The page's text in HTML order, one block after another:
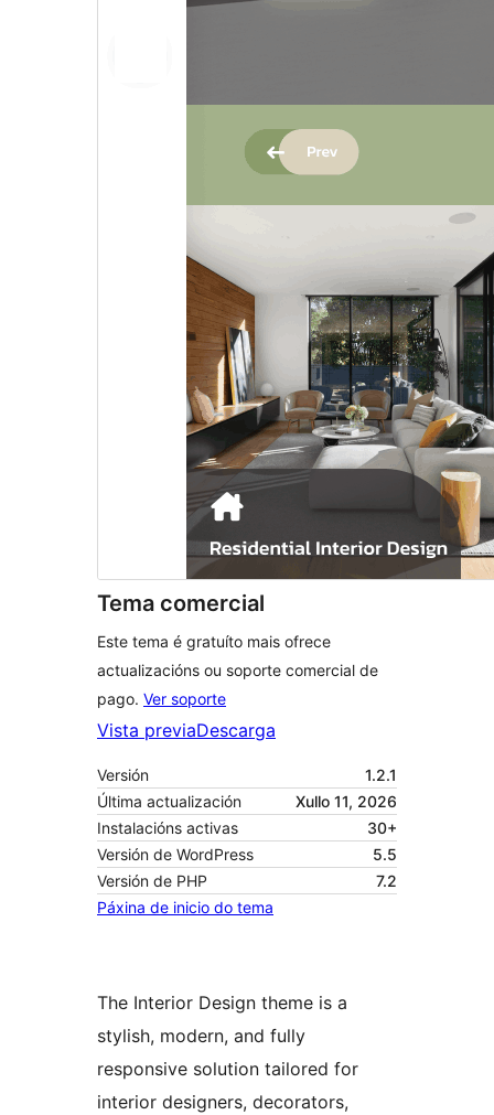
Tema comercial
Este tema é gratuíto mais ofrece
actualizacións ou soporte comercial de
pago. Ver soporte
Vista previaDescarga
Versión
1.2.1
Última actualización
Xullo 11, 2026
Instalacións activas
30+
Versión de WordPress
5.5
Versión de PHP
7.2
Páxina de inicio do tema
The Interior Design theme is a
stylish, modern, and fully
responsive solution tailored for
interior designers, decorators,